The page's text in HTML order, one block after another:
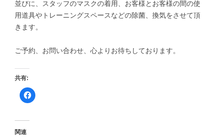
並びに、スタッフのマスクの着用、お客様とお客様の間の使
用道具やトレーニングスペースなどの除菌、換気をさせて頂
きます。
ご予約、お問い合わせ、心よりお待ちしております。
共有:
F
a
関連